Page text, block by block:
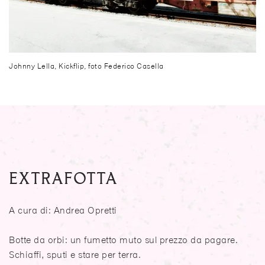
Johnny Lella, Kickflip, foto Federico Casella
EXTRAFOTTA
A cura di: Andrea Opretti
Botte da orbi: un fumetto muto sul prezzo da pagare.
Schiaffi, sputi e stare per terra.